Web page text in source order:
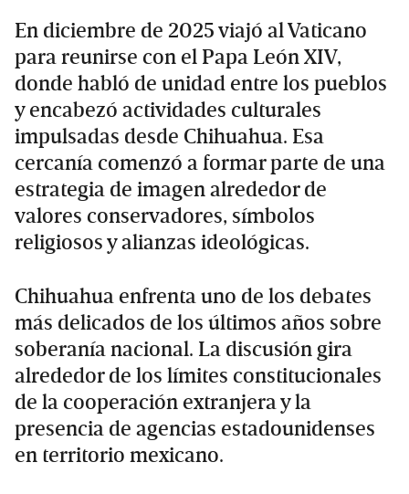
En diciembre de 2025 viajó al Vaticano
para reunirse con el Papa León XIV,
donde habló de unidad entre los pueblos
y encabezó actividades culturales
impulsadas desde Chihuahua. Esa
cercanía comenzó a formar parte de una
estrategia de imagen alrededor de
valores conservadores, símbolos
religiosos y alianzas ideológicas.
Chihuahua enfrenta uno de los debates
más delicados de los últimos años sobre
soberanía nacional. La discusión gira
alrededor de los límites constitucionales
de la cooperación extranjera y la
presencia de agencias estadounidenses
en territorio mexicano.